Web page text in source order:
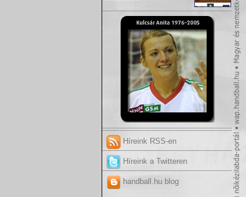
Híreink RSS-en
Híreink a Twitteren
handball.hu blog